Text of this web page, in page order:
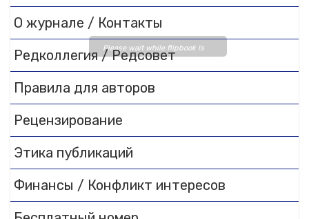
Please wait while flipbook is
loading. For more related info,
DearFlip WordPress
О журнале / Контакты
Редколлегия / Редсовет
Правила для авторов
Рецензирование
Этика публикаций
Финансы / Конфликт интересов